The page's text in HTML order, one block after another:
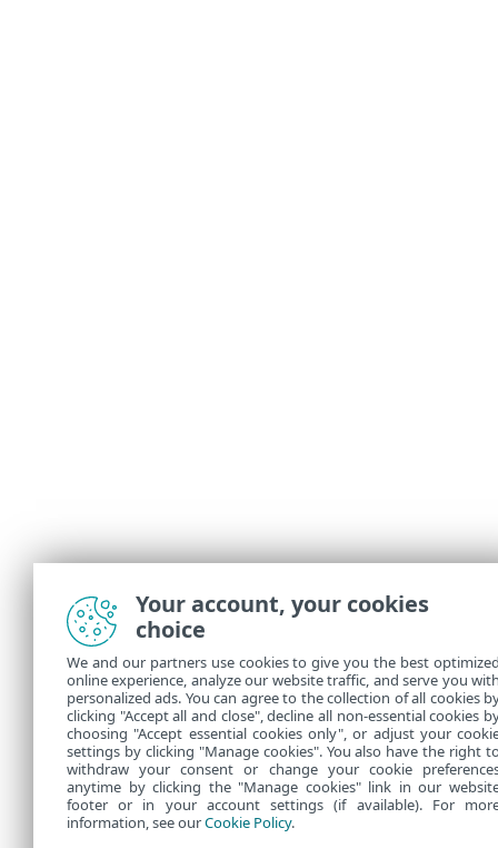
Your account, your cookies
choice
We and our partners use cookies to give you the best
online experience, analyze our website traffic, and serve you
personalized ads. You can agree to the collection of all cookies
clicking "Accept all and close", decline all non-essential cookies
choosing "Accept essential cookies only", or adjust your
settings by clicking "Manage cookies". You also have the right
withdraw your consent or change your cookie
anytime by clicking the "Manage cookies" link in our
footer or in your account settings (if available). For
information, see ourCookie Policy.